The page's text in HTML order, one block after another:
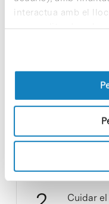
interactua amb el
personalitzada
pàgines visitades).
les cookies pot
Notícies més
15 de juliol
Cuidar